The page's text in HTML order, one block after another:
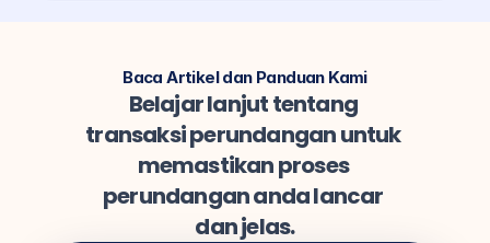
Baca Artikel dan Panduan Kami
Belajar lanjut tentang
transaksi perundangan untuk
memastikan proses
perundangan anda lancar
dan jelas.